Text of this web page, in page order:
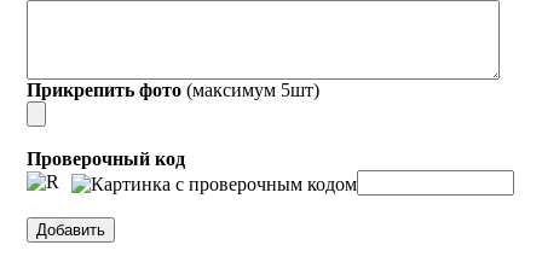
Прикрепить фото (максимум 5шт)
Проверочный код